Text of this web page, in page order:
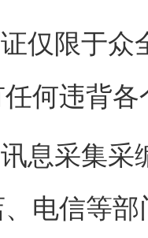
仅限于众
何违背
息采集
电信等